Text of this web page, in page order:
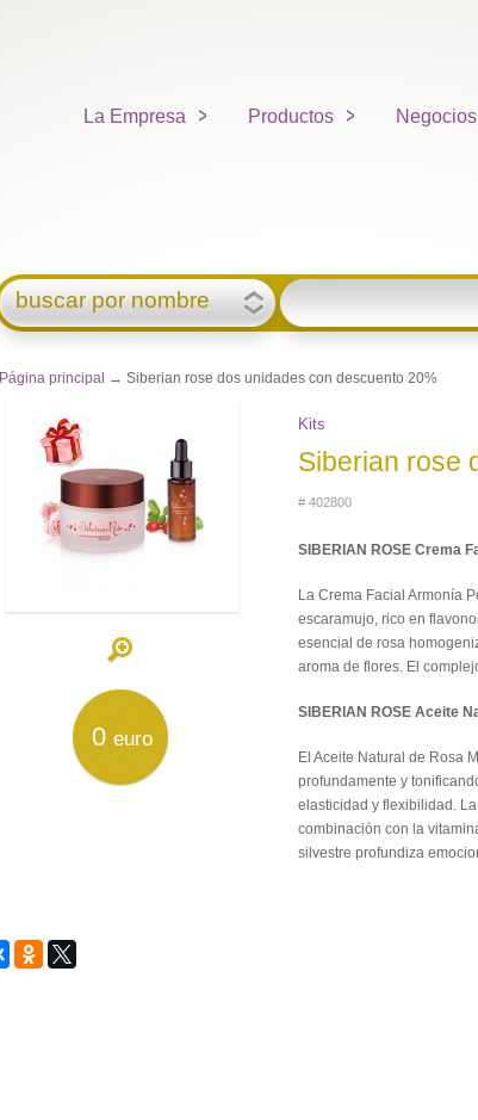
La Empresa Productos Negocios
buscar por nombre
Página principal → Siberian rose dos unidades con descuento 20%
0 euro
Kits
Siberian rose
# 402800
SIBERIAN ROSE Crema
La Crema Facial Armonía
escaramujo, rico en
esencial de rosa
aroma de flores. El
SIBERIAN ROSE Aceite
El Aceite Natural de Rosa
profundamente y
elasticidad y flexibilidad.
combinación con la
silvestre profundiza